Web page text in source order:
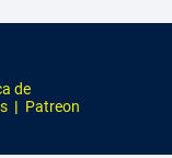
de
| Patreon